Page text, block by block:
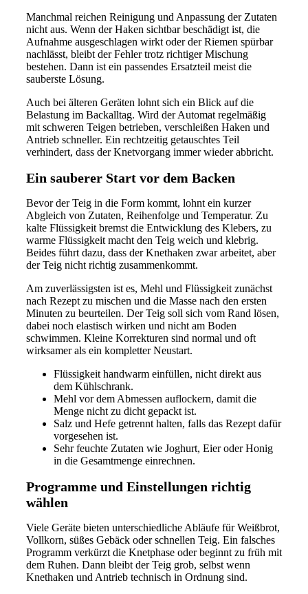
Manchmal reichen Reinigung und Anpassung der Zutaten
nicht aus. Wenn der Haken sichtbar beschädigt ist, die
Aufnahme ausgeschlagen wirkt oder der Riemen spürbar
nachlässt, bleibt der Fehler trotz richtiger Mischung
bestehen. Dann ist ein passendes Ersatzteil meist die
sauberste Lösung.
Auch bei älteren Geräten lohnt sich ein Blick auf die
Belastung im Backalltag. Wird der Automat regelmäßig
mit schweren Teigen betrieben, verschleißen Haken und
Antrieb schneller. Ein rechtzeitig getauschtes Teil
verhindert, dass der Knetvorgang immer wieder abbricht.
Ein sauberer Start vor dem Backen
Bevor der Teig in die Form kommt, lohnt ein kurzer
Abgleich von Zutaten, Reihenfolge und Temperatur. Zu
kalte Flüssigkeit bremst die Entwicklung des Klebers, zu
warme Flüssigkeit macht den Teig weich und klebrig.
Beides führt dazu, dass der Knethaken zwar arbeitet, aber
der Teig nicht richtig zusammenkommt.
Am zuverlässigsten ist es, Mehl und Flüssigkeit zunächst
nach Rezept zu mischen und die Masse nach den ersten
Minuten zu beurteilen. Der Teig soll sich vom Rand lösen,
dabei noch elastisch wirken und nicht am Boden
schwimmen. Kleine Korrekturen sind normal und oft
wirksamer als ein kompletter Neustart.
Flüssigkeit handwarm einfüllen, nicht direkt aus
dem Kühlschrank.
Mehl vor dem Abmessen auflockern, damit die
Menge nicht zu dicht gepackt ist.
Salz und Hefe getrennt halten, falls das Rezept dafür
vorgesehen ist.
Sehr feuchte Zutaten wie Joghurt, Eier oder Honig
in die Gesamtmenge einrechnen.
Programme und Einstellungen richtig
wählen
Viele Geräte bieten unterschiedliche Abläufe für Weißbrot,
Vollkorn, süßes Gebäck oder schnellen Teig. Ein falsches
Programm verkürzt die Knetphase oder beginnt zu früh mit
dem Ruhen. Dann bleibt der Teig grob, selbst wenn
Knethaken und Antrieb technisch in Ordnung sind.